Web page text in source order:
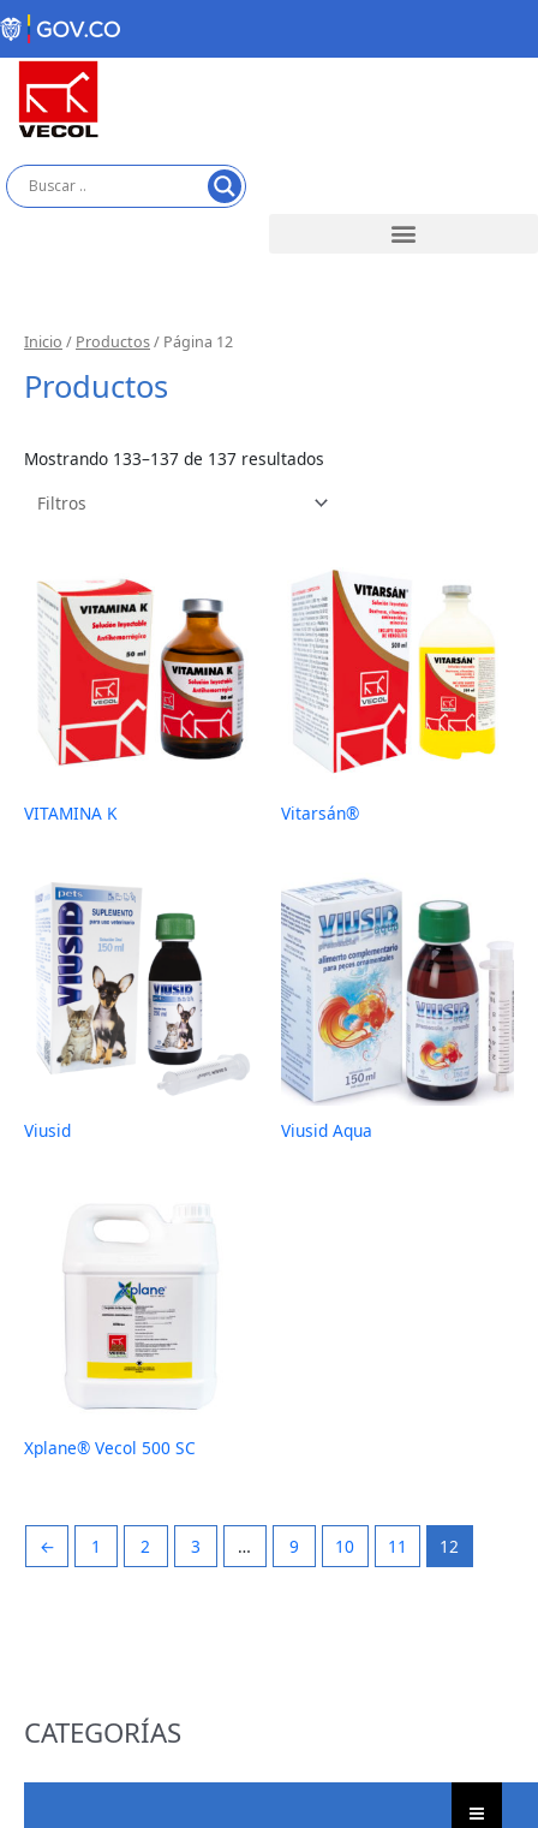
al
contenido
CATEGORÍAS
Inicio / Productos/ Página 12
Productos
Mostrando 133–137 de 137 resultados
VITAMINA K Vitarsán®
Viusid Viusid Aqua
Xplane® Vecol 500 SC
← 1 2 3 … 9 10 11 12